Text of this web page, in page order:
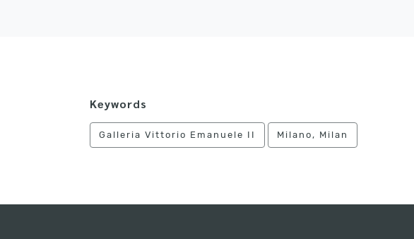
Keywords
Galleria Vittorio Emanuele II Milano, Milan